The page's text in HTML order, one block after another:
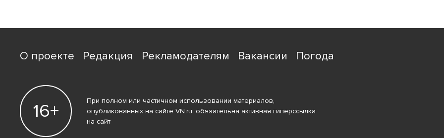
О проекте Редакция Рекламодателям Вакансии Погода
16+
При полном или частичном использовании материалов,
опубликованных на сайте VN.ru, обязательна активная гиперссылка
на сайт